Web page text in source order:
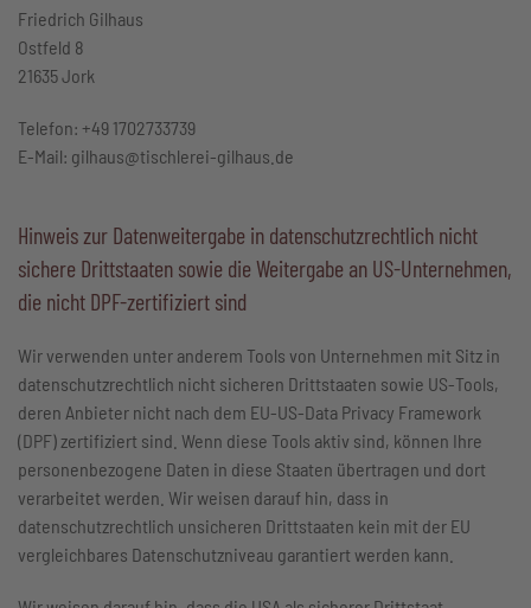
Friedrich Gilhaus
Ostfeld 8
21635 Jork
Telefon: +49 1702733739
E-Mail: gilhaus@tischlerei-gilhaus.de
Hinweis zur Datenweitergabe in datenschutzrechtlich nicht
sichere Drittstaaten sowie die Weitergabe an US-Unternehmen,
die nicht DPF-zertifiziert sind
Wir verwenden unter anderem Tools von Unternehmen mit Sitz in
datenschutzrechtlich nicht sicheren Drittstaaten sowie US-Tools,
deren Anbieter nicht nach dem EU-US-Data Privacy Framework
(DPF) zertifiziert sind. Wenn diese Tools aktiv sind, können Ihre
personenbezogene Daten in diese Staaten übertragen und dort
verarbeitet werden. Wir weisen darauf hin, dass in
datenschutzrechtlich unsicheren Drittstaaten kein mit der EU
vergleichbares Datenschutzniveau garantiert werden kann.